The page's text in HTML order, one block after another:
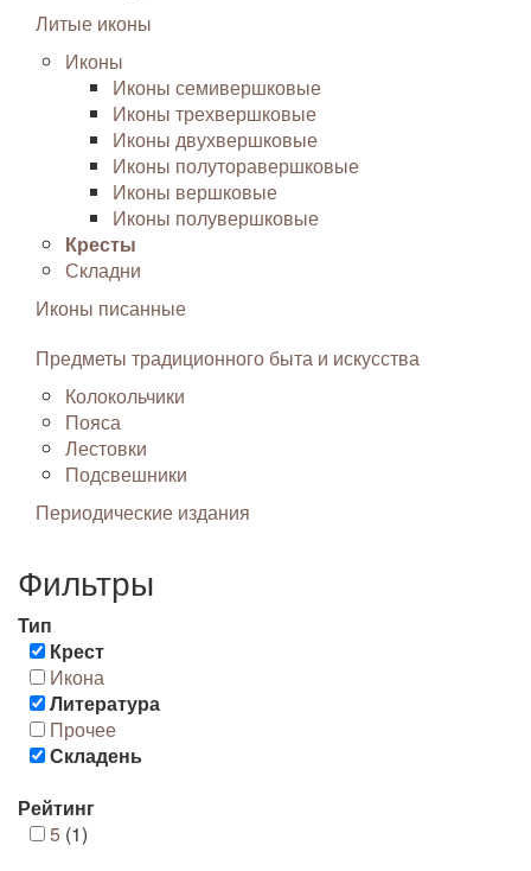
Литые иконы
Иконы
Иконы семивершковые
Иконы трехвершковые
Иконы двухвершковые
Иконы полуторавершковые
Иконы вершковые
Иконы полувершковые
Кресты
Складни
Иконы писанные
Предметы традиционного быта и искусства
Колокольчики
Пояса
Лестовки
Подсвешники
Периодические издания
Фильтры
Тип
Крест
Икона
Литература
Прочее
Складень
Рейтинг
5 (1)